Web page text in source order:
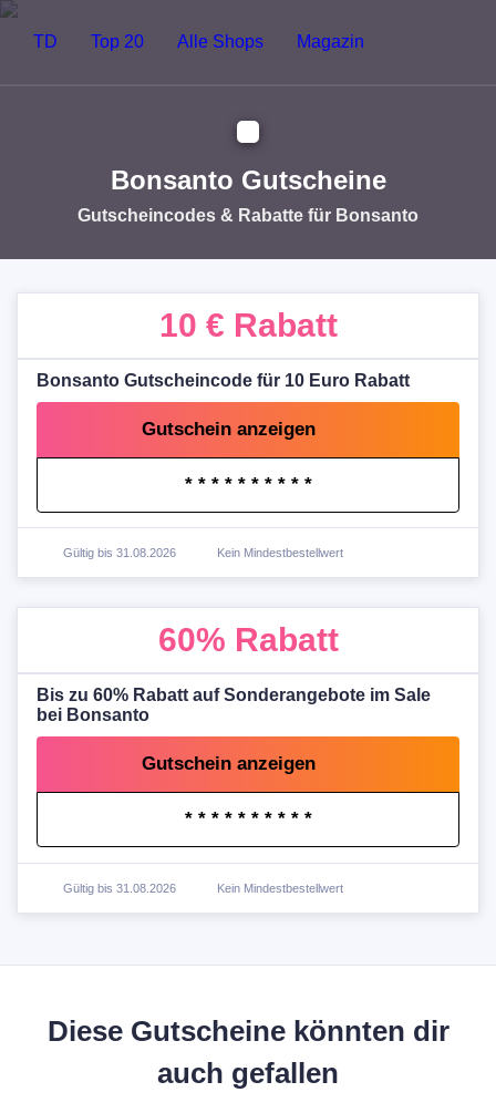
TD Top 20 Alle Shops Magazin
Bonsanto Gutscheine
Gutscheincodes & Rabatte für Bonsanto
10 € Rabatt
Bonsanto Gutscheincode für 10 Euro Rabatt
Gutschein anzeigen
* * * * * * * * * *
Gültig bis 31.08.2026 Kein Mindestbestellwert
60% Rabatt
Bis zu 60% Rabatt auf Sonderangebote im Sale
bei Bonsanto
Gutschein anzeigen
* * * * * * * * * *
Gültig bis 31.08.2026 Kein Mindestbestellwert
Diese Gutscheine könnten dir
auch gefallen